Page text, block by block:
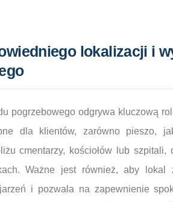
lokalizacji i
pogrzebowego odgrywa kluczową
dla klientów, zarówno pieszo,
cmentarzy, kościołów lub
Ważne jest również, aby
i pozwala na zapewnienie